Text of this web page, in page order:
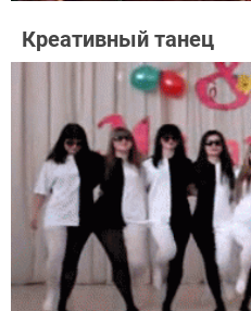
Креативный танец